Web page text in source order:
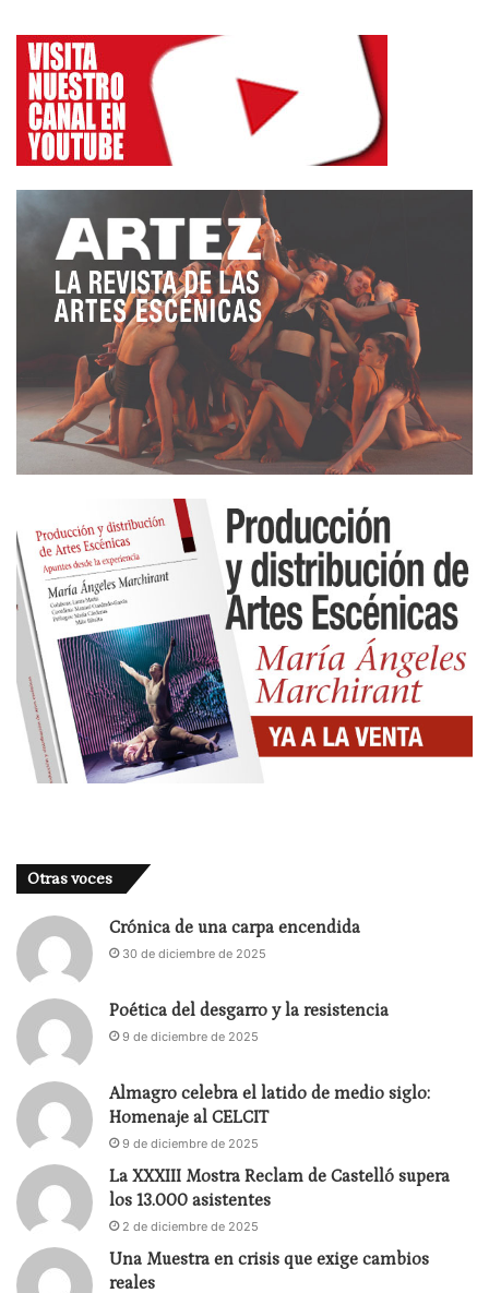
Otras voces
Crónica de una carpa encendida
30 de diciembre de 2025
Poética del desgarro y la resistencia
9 de diciembre de 2025
Almagro celebra el latido de medio siglo:
Homenaje al CELCIT
9 de diciembre de 2025
La XXXIII Mostra Reclam de Castelló supera
los 13.000 asistentes
2 de diciembre de 2025
Una Muestra en crisis que exige cambios
reales